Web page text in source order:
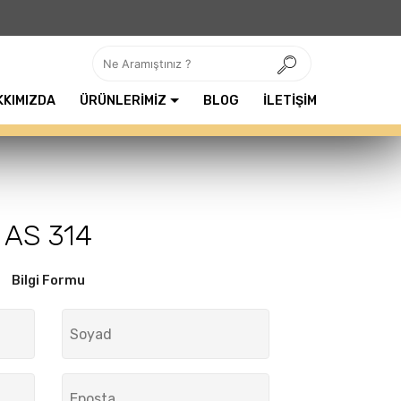
ÜRÜNLERİMİZ BLOG İLETİŞİM
AS 314
Bilgi Formu